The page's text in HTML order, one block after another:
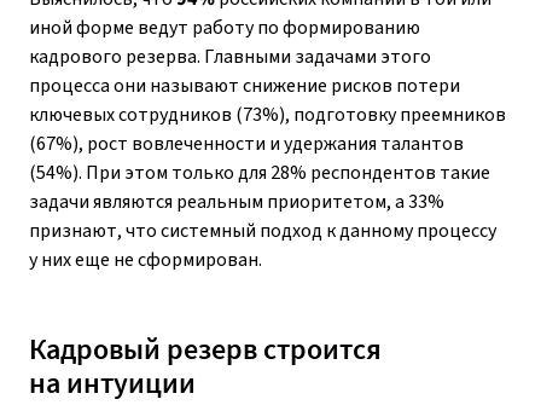
иной форме ведут работу по формированию
кадрового резерва. Главными задачами этого
процесса они называют снижение рисков потери
ключевых сотрудников (73%), подготовку преемников
(67%), рост вовлеченности и удержания талантов
(54%). При этом только для 28% респондентов такие
задачи являются реальным приоритетом, а 33%
признают, что системный подход к данному процессу
у них еще не сформирован.
Кадровый резерв строится
на интуиции